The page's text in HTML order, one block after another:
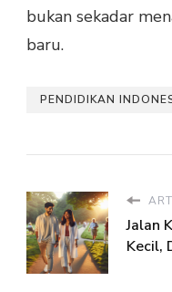
bukan sekadar
baru.
PENDIDIKAN
Jalan
Kecil,